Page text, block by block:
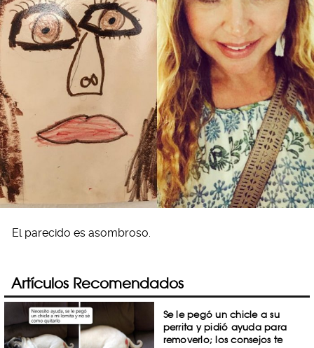
El parecido es asombroso.
Artículos Recomendados
Se le pegó un chicle a su
perrita y pidió ayuda para
removerlo; los consejos te